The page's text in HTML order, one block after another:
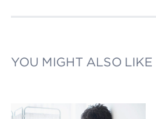
YOU MIGHT ALSO LIKE